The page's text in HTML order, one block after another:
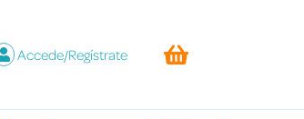
Accede/Regístrate